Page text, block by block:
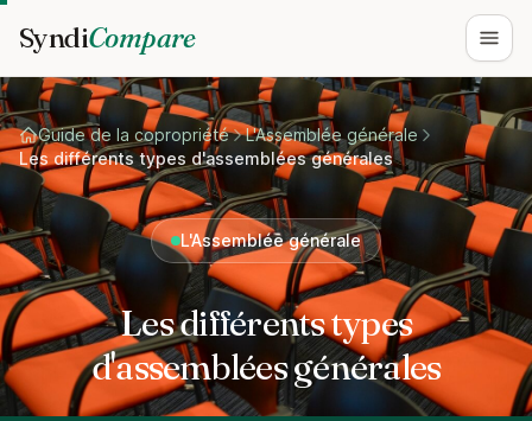
SyndiCompare
Guide de la copropriété
L'Assemblée générale
Les différents types d'assemblées générales
L'Assemblée générale
Les différents types
d'assemblées générales